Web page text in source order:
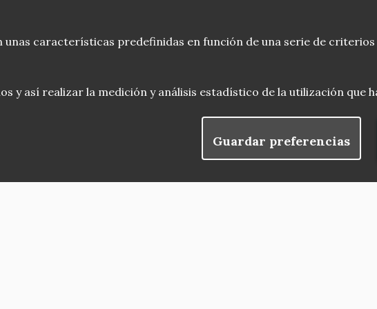
unas características predefinidas en función de una serie de criterios
y así realizar la medición y análisis estadístico de la utilización que
Guardar preferencias